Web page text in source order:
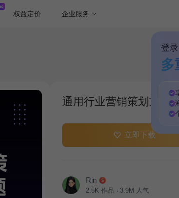
权益定价 企业服务
登
多
通用行业营销策划方案
立即下载
Rin
2.5K 作品 3.9M 人气